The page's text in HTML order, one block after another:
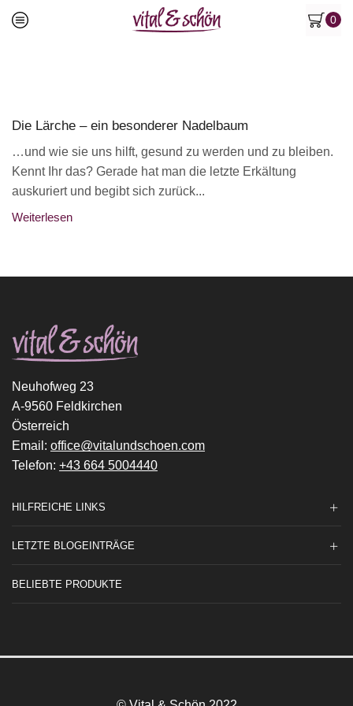
0
Die Lärche – ein besonderer Nadelbaum
…und wie sie uns hilft, gesund zu werden und zu bleiben.
Kennt Ihr das? Gerade hat man die letzte Erkältung
auskuriert und begibt sich zurück...
Weiterlesen
Neuhofweg 23
A-9560 Feldkirchen
Österreich
Email: office@vitalundschoen.com
Telefon: +43 664 5004440
HILFREICHE LINKS
LETZTE BLOGEINTRÄGE
BELIEBTE PRODUKTE